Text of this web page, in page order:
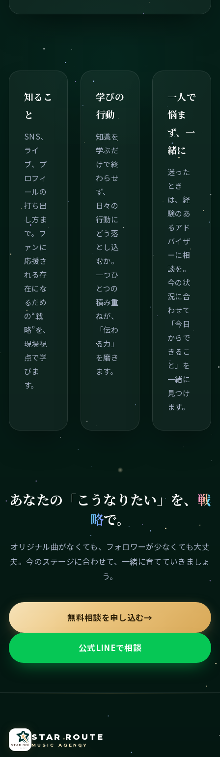
知るこ
と
SNS、
ライ
ブ、プ
ロフィ
ールの
打ち出
し方ま
で。フ
ァンに
応援さ
れる存
在にな
るため
の“戦
略”を、
現場視
点で学
びま
す。
学びの
行動
知識を
学ぶだ
けで終
わらせ
ず、
日々の
行動に
どう落
とし込
むか。
一つひ
とつの
積み重
ねが、
「伝わ
る力」
を磨き
ます。
一人で
悩ま
ず、一
緒に
迷った
とき
は、経
験のあ
るアド
バイザ
ーに相
談を。
今の状
況に合
わせて
「今日
からで
きるこ
と」を
一緒に
見つけ
ます。
あなたの「こうなりたい」を、 戦
略で。
オリジナル曲がなくても、フォロワーが少なくても大丈
夫。今のステージに合わせて、一緒に育てていきましょ
う。
無料相談を申し込む→
公式LINEで相談
STAR ROUTE
MUSIC AGENCY